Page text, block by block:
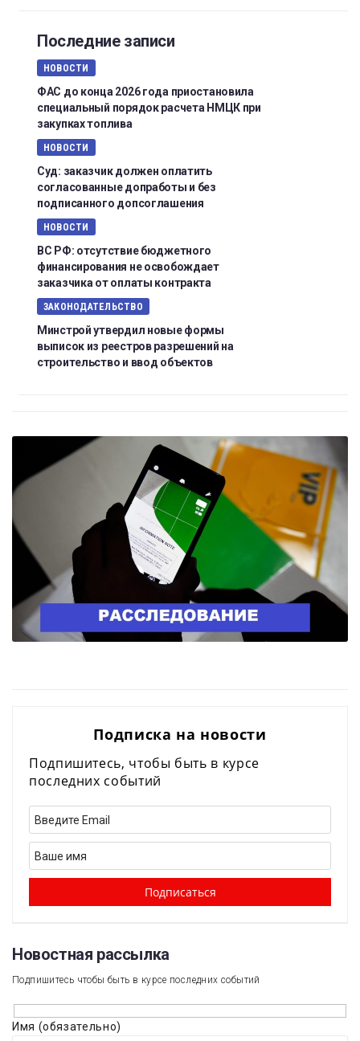
Последние записи
НОВОСТИ
ФАС до конца 2026 года приостановила
специальный порядок расчета НМЦК при
закупках топлива
НОВОСТИ
Суд: заказчик должен оплатить
согласованные допработы и без
подписанного допсоглашения
НОВОСТИ
ВС РФ: отсутствие бюджетного
финансирования не освобождает
заказчика от оплаты контракта
ЗАКОНОДАТЕЛЬСТВО
Минстрой утвердил новые формы
выписок из реестров разрешений на
строительство и ввод объектов
Подписка на новости
Подпишитесь, чтобы быть в курсе
последних событий
Новостная рассылка​
Подпишитесь чтобы быть в курсе последних событий
Имя (обязательно)